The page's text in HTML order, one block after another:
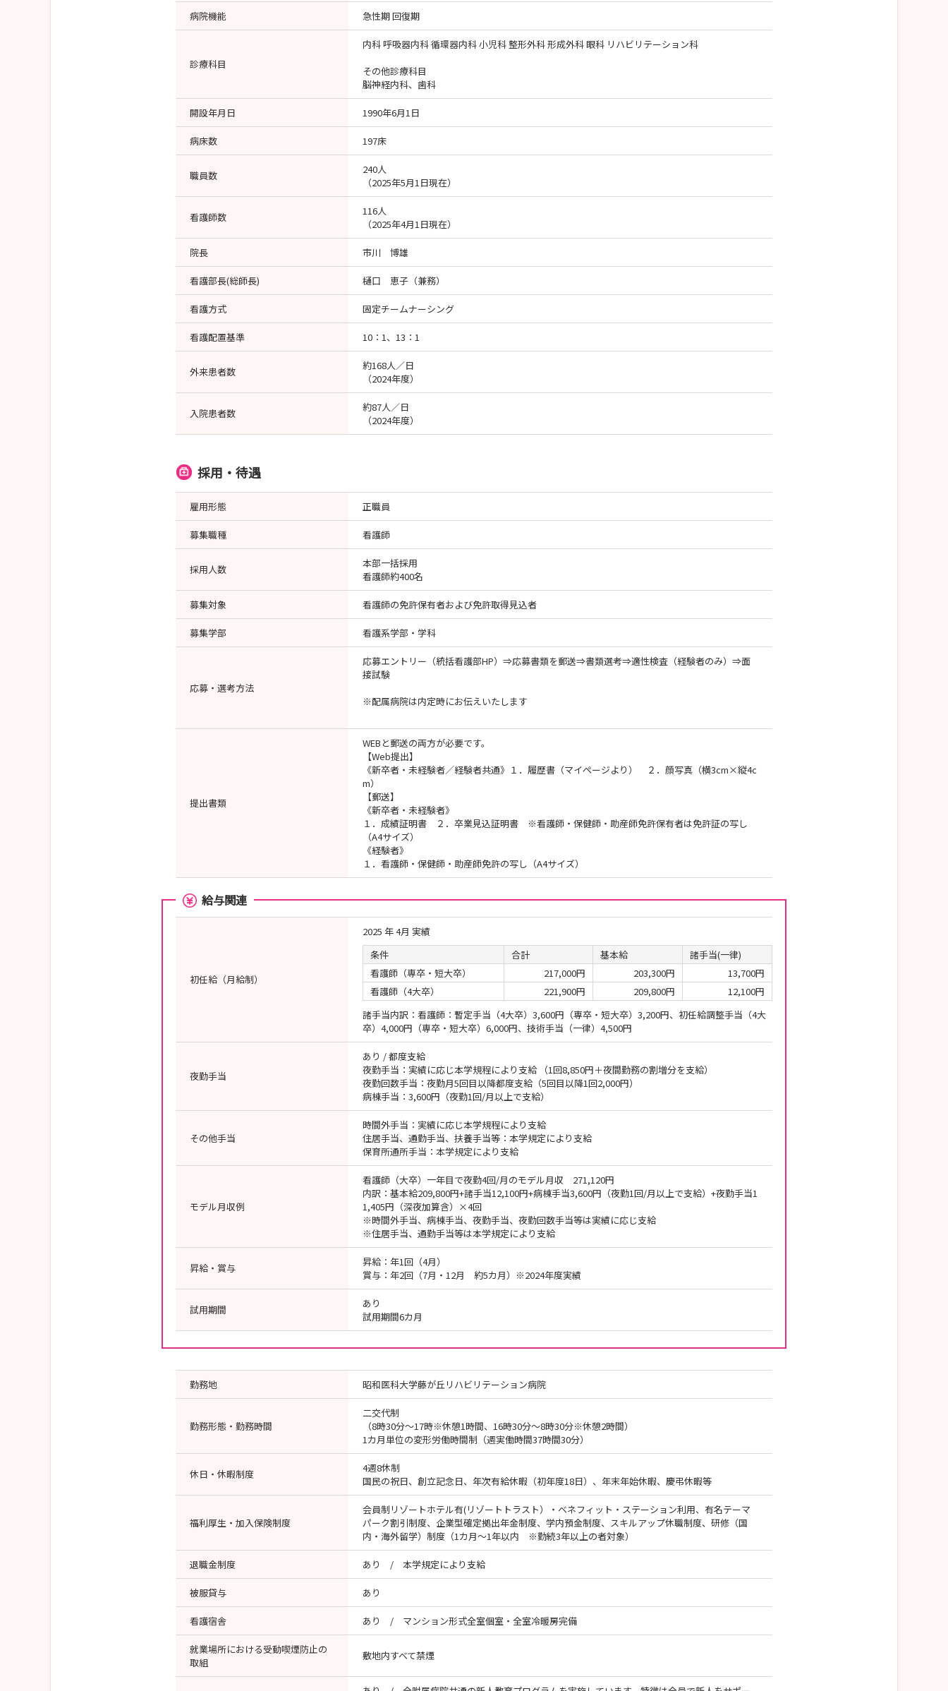
病院機能 急性期 回復期
診療科目
内科 呼吸器内科 循環器内科 小児科 整形外科 形成外科 眼科 リハビリテーション科
その他診療科目
脳神経内科、歯科
開設年月日 1990年6月1日
病床数 197床
職員数
240人
（2025年5月1日現在）
看護師数
116人
（2025年4月1日現在）
院長 市川 博雄
看護部長(総師長) 樋口 恵子（兼務）
看護方式 固定チームナーシング
看護配置基準 10：1、13：1
外来患者数
約168人／日
（2024年度）
入院患者数
約87人／日
（2024年度）
採用・待遇
雇用形態 正職員
募集職種 看護師
採用人数
本部一括採用
看護師約400名
募集対象 看護師の免許保有者および免許取得見込者
募集学部 看護系学部・学科
応募・選考方法
応募エントリー（統括看護部HP）⇒応募書類を郵送⇒書類選考⇒適性検査（経験者のみ）⇒面
接試験
※配属病院は内定時にお伝えいたします
提出書類
WEBと郵送の両方が必要です。
【Web提出】
《新卒者・未経験者／経験者共通》１．履歴書（マイページより） ２．顔写真（横3cm×縦4c
m）
【郵送】
《新卒者・未経験者》
１．成績証明書 ２．卒業見込証明書 ※看護師・保健師・助産師免許保有者は免許証の写し
（A4サイズ）
《経験者》
１．看護師・保健師・助産師免許の写し（A4サイズ）
給与関連
初任給（月給制）
2025 年 4月 実績
条件
合計 基本給
諸手当(一律)
看護師（専卒・短大卒）
217,000円 203,300円
13,700円
看護師（4大卒）
221,900円 209,800円
12,100円
諸手当内訳：看護師：暫定手当（4大卒）3,600円（専卒・短大卒）3,200円、初任給調整手当（4大
卒）4,000円（専卒・短大卒）6,000円、技術手当（一律）4,500円
夜勤手当
あり / 都度支給
夜勤手当：実績に応じ本学規程により支給 （1回8,850円＋夜間勤務の割増分を支給）
夜勤回数手当：夜勤月5回目以降都度支給（5回目以降1回2,000円）
病棟手当：3,600円（夜勤1回/月以上で支給）
その他手当
時間外手当：実績に応じ本学規程により支給
住居手当、通勤手当、扶養手当等：本学規定により支給
保育所通所手当：本学規定により支給
モデル月収例
看護師（大卒）一年目で夜勤4回/月のモデル月収 271,120円
内訳：基本給209,800円+諸手当12,100円+病棟手当3,600円（夜勤1回/月以上で支給）+夜勤手当1
1,405円（深夜加算含）×4回
※時間外手当、病棟手当、夜勤手当、夜勤回数手当等は実績に応じ支給
※住居手当、通勤手当等は本学規定により支給
昇給・賞与
昇給：年1回（4月）
賞与：年2回（7月・12月 約5カ月）※2024年度実績
試用期間
あり
試用期間6カ月
勤務地 昭和医科大学藤が丘リハビリテーション病院
勤務形態・勤務時間
二交代制
（8時30分～17時※休憩1時間、16時30分～8時30分※休憩2時間）
1カ月単位の変形労働時間制（週実働時間37時間30分）
休日・休暇制度
4週8休制
国民の祝日、創立記念日、年次有給休暇（初年度18日）、年末年始休暇、慶弔休暇等
福利厚生・加入保険制度
会員制リゾートホテル有(リゾートトラスト）・ベネフィット・ステーション利用、有名テーマ
パーク割引制度、企業型確定拠出年金制度、学内預金制度、スキルアップ休職制度、研修（国
内・海外留学）制度（1カ月～1年以内 ※勤続3年以上の者対象）
退職金制度 あり / 本学規定により支給
被服貸与 あり
看護宿舎 あり / マンション形式全室個室・全室冷暖房完備
就業場所における受動喫煙防止の
取組
敷地内すべて禁煙